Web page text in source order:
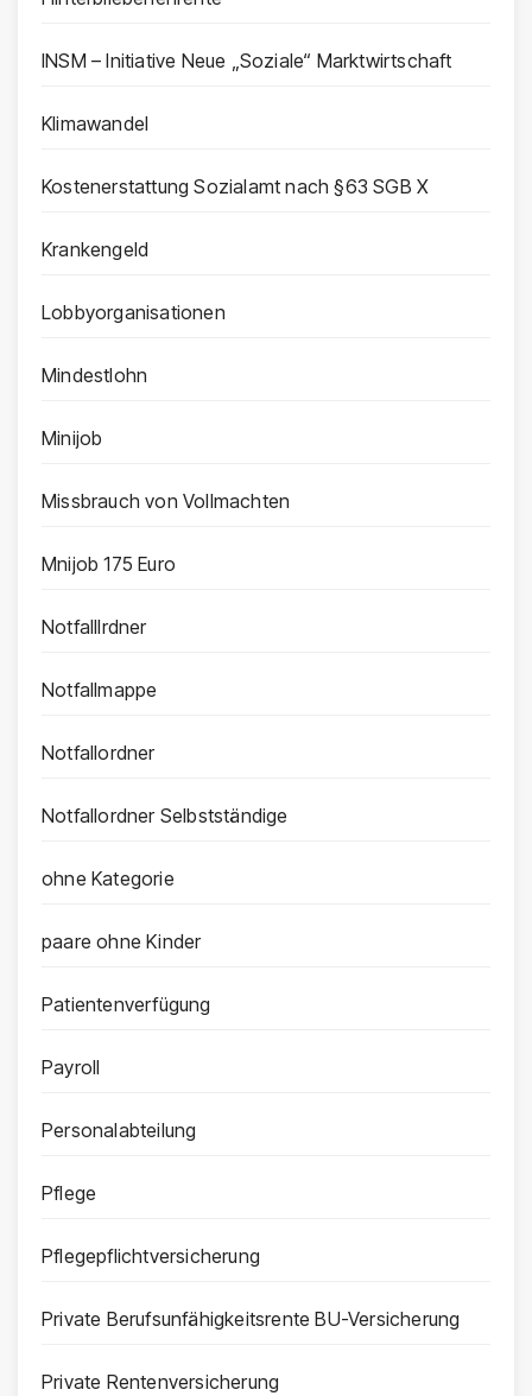
INSM – Initiative Neue „Soziale“ Marktwirtschaft
Klimawandel
Kostenerstattung Sozialamt nach §63 SGB X
Krankengeld
Lobbyorganisationen
Mindestlohn
Minijob
Missbrauch von Vollmachten
Mnijob 175 Euro
Notfalllrdner
Notfallmappe
Notfallordner
Notfallordner Selbstständige
ohne Kategorie
paare ohne Kinder
Patientenverfügung
Payroll
Personalabteilung
Pflege
Pflegepflichtversicherung
Private Berufsunfähigkeitsrente BU-Versicherung
Private Rentenversicherung